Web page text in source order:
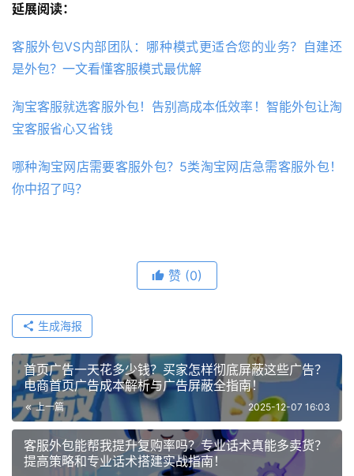
延展阅读：
客服外包VS内部团队：哪种模式更适合您的业务？自建还
是外包？一文看懂客服模式最优解
淘宝客服就选客服外包！告别高成本低效率！智能外包让淘
宝客服省心又省钱
哪种淘宝网店需要客服外包？5类淘宝网店急需客服外包！
你中招了吗？
赞 (0)
生成海报
首页广告一天花多少钱？买家怎样彻底屏蔽这些广告？
电商首页广告成本解析与广告屏蔽全指南！
上一篇 2025-12-07 16:03
客服外包能帮我提升复购率吗？专业话术真能多卖货？
提高策略和专业话术搭建实战指南！